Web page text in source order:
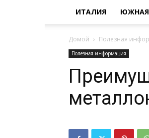
ИТАЛИЯ ЮЖНАЯ
Домой Полезная
Полезная информация